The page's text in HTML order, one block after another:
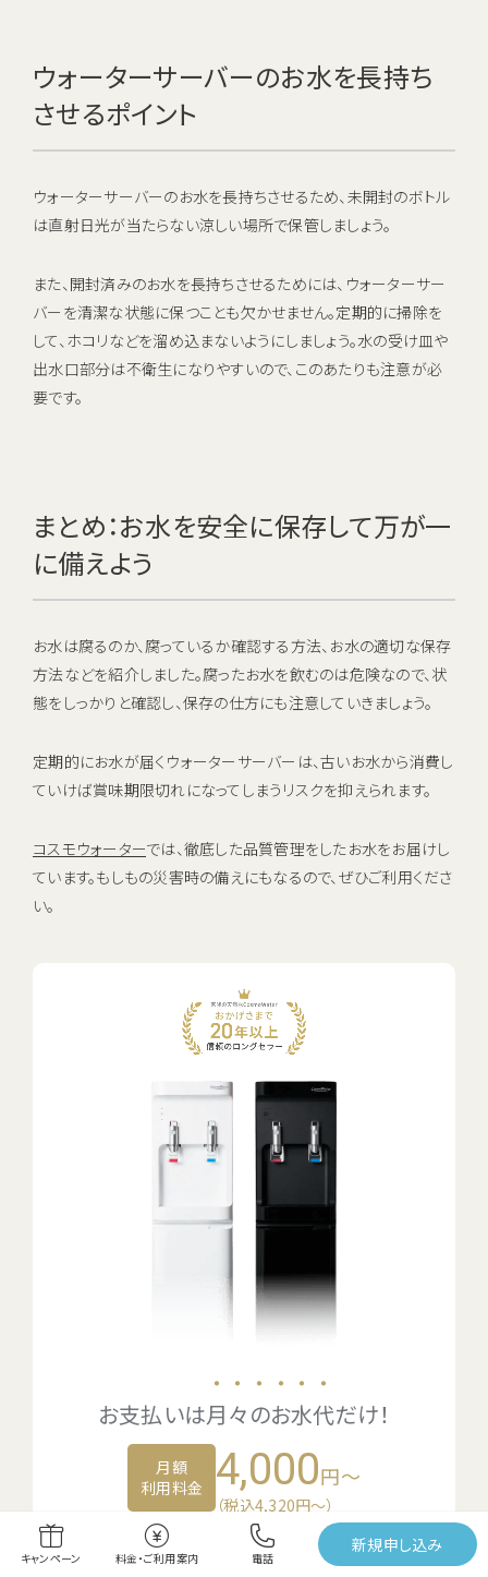
ウォーターサーバーのお水を長持ち
させるポイント
ウォーターサーバーのお水を長持ちさせるため、未開封のボトル
は直射日光が当たらない涼しい場所で保管しましょう。
また、開封済みのお水を長持ちさせるためには、ウォーターサー
バーを清潔な状態に保つことも欠かせません。定期的に掃除を
して、ホコリなどを溜め込まないようにしましょう。水の受け皿や
出水口部分は不衛生になりやすいので、このあたりも注意が必
要です。
まとめ：お水を安全に保存して万が一
に備えよう
お水は腐るのか、腐っているか確認する方法、お水の適切な保存
方法などを紹介しました。腐ったお水を飲むのは危険なので、状
態をしっかりと確認し、保存の仕方にも注意していきましょう。
定期的にお水が届くウォーターサーバーは、古いお水から消費し
ていけば賞味期限切れになってしまうリスクを抑えられます。
コスモウォーターでは、徹底した品質管理をしたお水をお届けし
ています。もしもの災害時の備えにもなるので、ぜひご利用くださ
い。
お支払いは月々のお水代
・・・・・・
だけ！
月額
利用料金
4,000円～
（税込4,320円〜）
※天然水を月2本（24L）ご利用の場合
キャンペーン 料金・ご利用案内
新規申し込み